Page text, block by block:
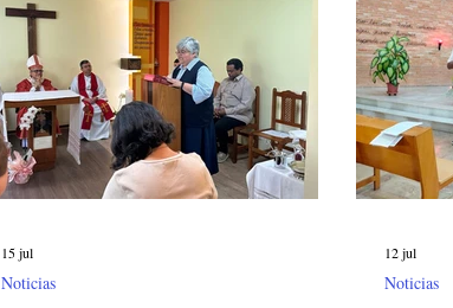
de la Orden de Malta. En este campamento
parti
Noticias
15 jul
Noticias
12 jul